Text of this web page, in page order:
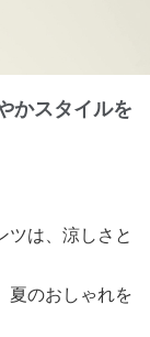
かスタイルを
ツは、涼しさと
夏のおしゃれを